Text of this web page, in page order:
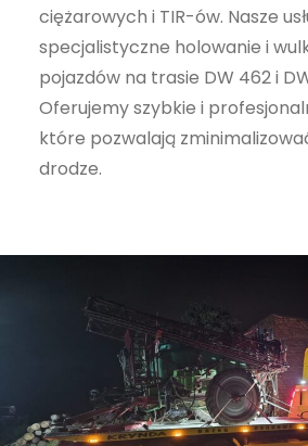
ciężarowych i TIR-ów. Nasze
specjalistyczne holowanie i
pojazdów na trasie DW 462 i
Oferujemy szybkie i
które pozwalają
drodze.